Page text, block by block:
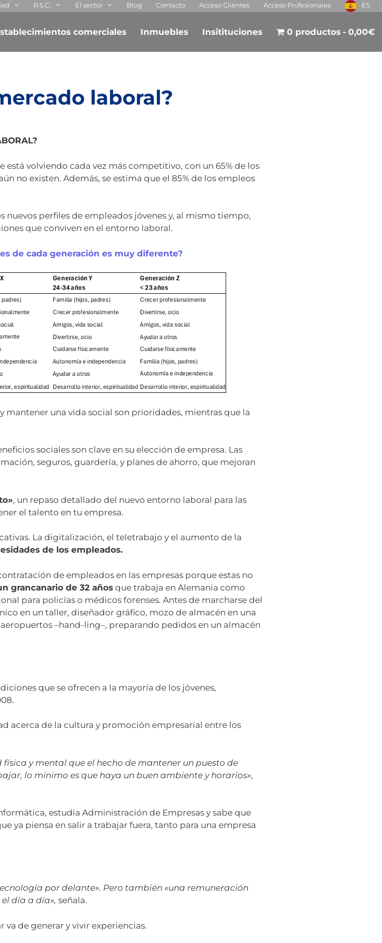
R.S.C. El sector Blog Contacto Acceso Clientes Acceso Profesionales ES
comerciales Inmuebles Insitituciones 0 productos 0,00€
laboral?
volviendo cada vez más competitivo, con un 65% de los
no existen. Además, se estima que el 85% de los empleos
nuevos perfiles de empleados jóvenes y, al mismo tiempo,
que conviven en el entorno laboral.
de cada generación es muy diferente?
mantener una vida social son prioridades, mientras que la
sociales son clave en su elección de empresa. Las
seguros, guardería, y planes de ahorro, que mejoran
, un repaso detallado del nuevo entorno laboral para las
el talento en tu empresa.
La digitalización, el teletrabajo y el aumento de la
de los empleados.
de empleados en las empresas porque estas no
grancanario de 32 añosque trabaja en Alemania como
para policías o médicos forenses. Antes de marcharse del
en un taller, diseñador gráfico, mozo de almacén en una
–hand-ling–, preparando pedidos en un almacén
que se ofrecen a la mayoría de los jóvenes,
acerca de la cultura y promoción empresarial entre los
y mental que el hecho de mantener un puesto de
lo mínimo es que haya un buen ambiente y horarios»,
estudia Administración de Empresas y sabe que
ya piensa en salir a trabajar fuera, tanto para una empresa
por delante». Pero también «una remuneración
día a día», señala.
de generar y vivir experiencias.